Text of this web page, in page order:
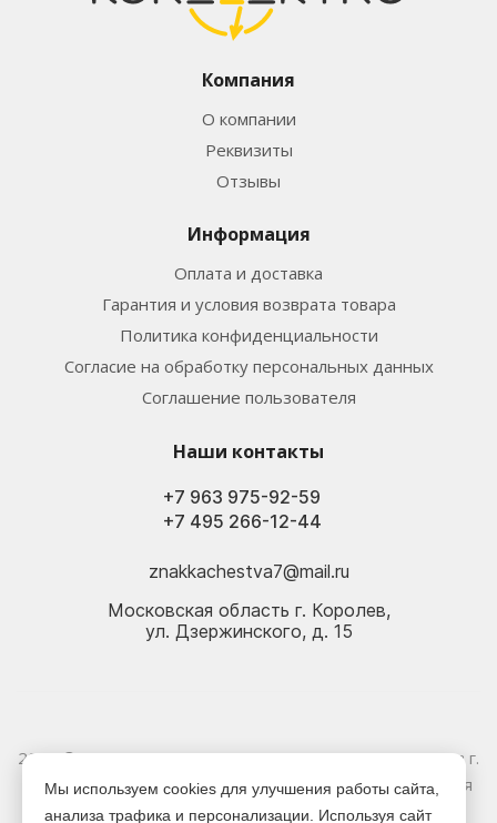
Компания
О компании
Реквизиты
Отзывы
Информация
Оплата и доставка
Гарантия и условия возврата товара
Политика конфиденциальности
Согласие на обработку персональных данных
Соглашение пользователя
Наши контакты
+7 495 266-12-44
+7 963 975-92-59
znakkachestva7@mail.ru
Московская область г. Королев,
ул. Дзержинского, д. 15
2026 © Электрика оптом и в розницу - Магазин-склад в г.
Королёв. Информация, указанная на сайте, не является
публичной офертой.
Мы используем cookies для улучшения работы сайта,
анализа трафика и персонализации. Используя сайт